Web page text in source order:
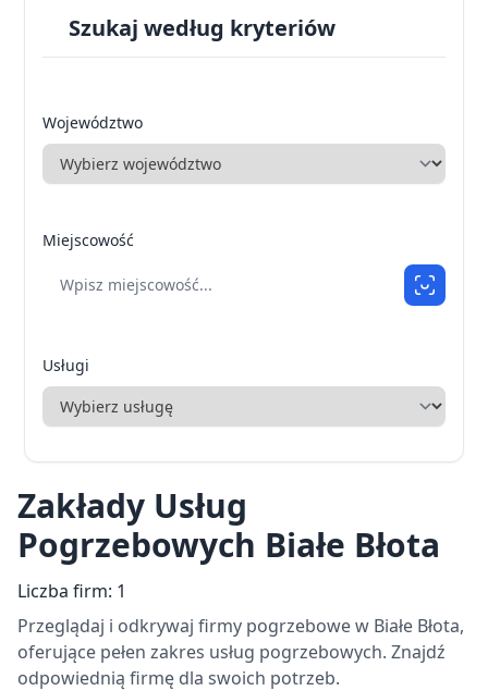
Szukaj według kryteriów
Województwo
Miejscowość
Usługi
Zakłady Usług
Pogrzebowych Białe Błota
Liczba firm: 1
Przeglądaj i odkrywaj firmy pogrzebowe w Białe Błota,
oferujące pełen zakres usług pogrzebowych. Znajdź
odpowiednią firmę dla swoich potrzeb.